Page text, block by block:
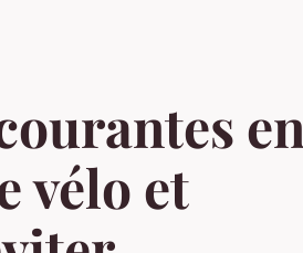
en
vélo et